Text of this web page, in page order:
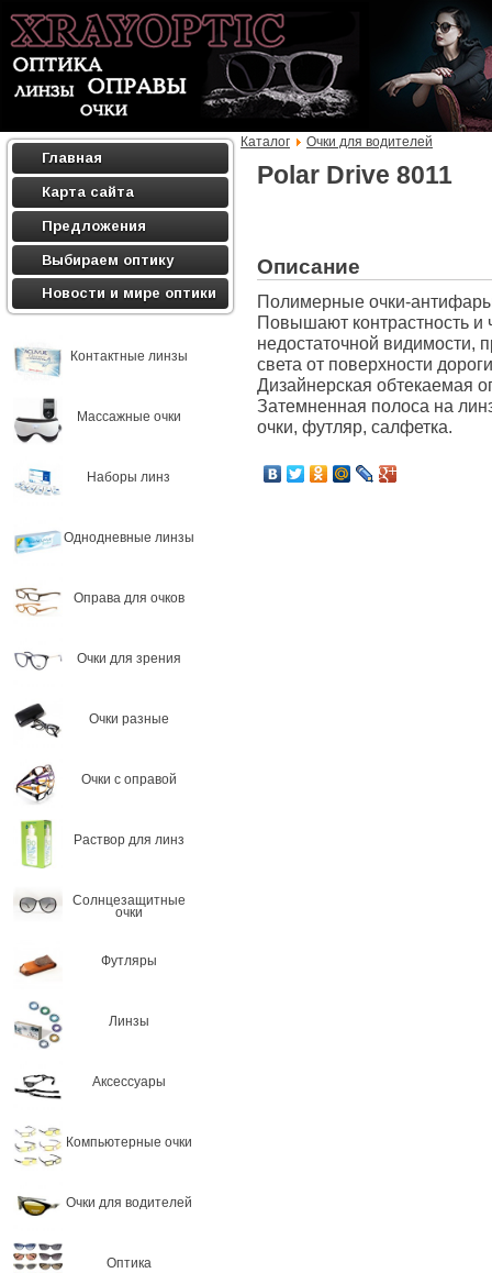
Главная
Карта сайта
Предложения
Выбираем оптику
Новости и мире оптики
Контактные линзы
Массажные очки
Наборы линз
Однодневные линзы
Оправа для очков
Очки для зрения
Очки разные
Очки с оправой
Раствор для линз
Солнцезащитные
очки
Футляры
Линзы
Аксессуары
Компьютерные очки
Очки для водителей
Оптика
Каталог Очки для водителей
Polar Drive 8011
Описание
Полимерные очки-
Повышают контрастность и
недостаточной видимости,
света от поверхности
Дизайнерская обтекаемая
Затемненная полоса на
очки, футляр, салфетка.